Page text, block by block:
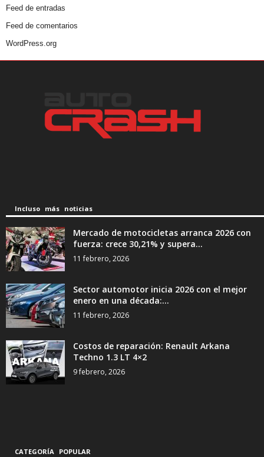
Feed de entradas
Feed de comentarios
WordPress.org
Incluso más noticias
Mercado de motocicletas arranca 2026 con
fuerza: crece 30,21% y supera...
11 febrero, 2026
Sector automotor inicia 2026 con el mejor
enero en una década:...
11 febrero, 2026
Costos de reparación: Renault Arkana
Techno 1.3 LT 4×2
9 febrero, 2026
CATEGORÍA POPULAR